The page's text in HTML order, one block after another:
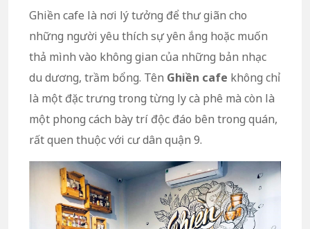
Ghiền cafe là nơi lý tưởng để thư giãn cho
những người yêu thích sự yên ắng hoặc muốn
thả mình vào không gian của những bản nhạc
du dương, trầm bổng. Tên Ghiền cafe không chỉ
là một đặc trưng trong từng ly cà phê mà còn là
một phong cách bày trí độc đáo bên trong quán,
rất quen thuộc với cư dân quận 9.